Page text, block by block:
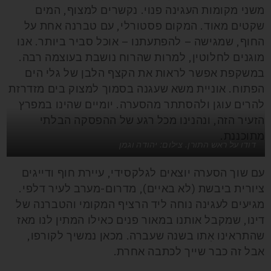
משני מקומות העגינה פנוי. נקשרים למצוף, המים
שקטים מאוד. המקום פסטורלי, עם טברנה אחת על
החוף, שמגישה – להפתעתנו – אוכל סביר ביותר. אנו
מוגנים לחלוטין, למרות שהרוח נושבת בעוצמה רבה.
במשקפת אפשר לראות את הקצף הלבן של גלי הים
הפתוח. אוניית משא שעגנה בסמוך למצוק בים מזדרזת
להרים עוגן ולהסתתר מהסערה. יומיים שהינו במפרץ
הזעיר הזה, ונהנינו מכל רגע של ההפסקה הבלתי
עם שוך הסערה יוצאים לגלקסידי, עיירת חוף ודייגים
ציורית ביבשת (לא באיים), מדרום-מערב לעיר דלפי.
מגיעים לעגינה נוחה ליד הרציף המקומי והטברנה של
דינו, שמקבל אותנו במאור פנים כאילו המתין לנו מאז
שהתראינו אִתו בשנה שעברה. מכאן נמשיך לקורפו,
אבל זה כבר שייך לכתבה אחרת.